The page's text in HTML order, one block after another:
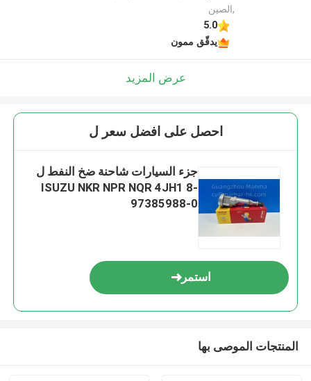
,الصين
5.0
يدقّق ممون
عرض المزيد
احصل على افضل سعر ل
جزء السيارات شاحنة ضخ النفط ل
ISUZU NKR NPR NQR 4JH1 8-
97385988-0
استمر
المنتجات الموصى بها